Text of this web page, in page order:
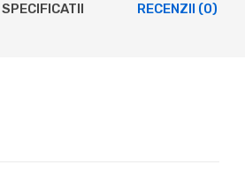
SPECIFICATII RECENZII (0)